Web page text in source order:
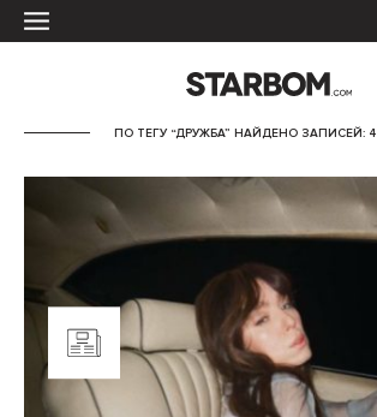
ПО ТЕГУ “ДРУЖБА” НАЙДЕНО ЗАПИСЕЙ: 4